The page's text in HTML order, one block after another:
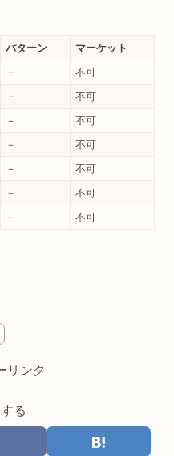
パターン
マーケット
－
不可
－
不可
－
不可
－
不可
－
不可
－
不可
－ 不可
リンク
る